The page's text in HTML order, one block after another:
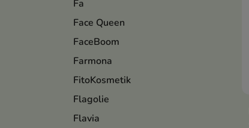
Fa
Face Queen
FaceBoom
Farmona
FitoKosmetik
Flagolie
Flavia